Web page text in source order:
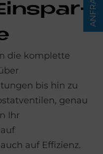
die komplette
bis hin zu
genau
Ihr
auf Effizienz.